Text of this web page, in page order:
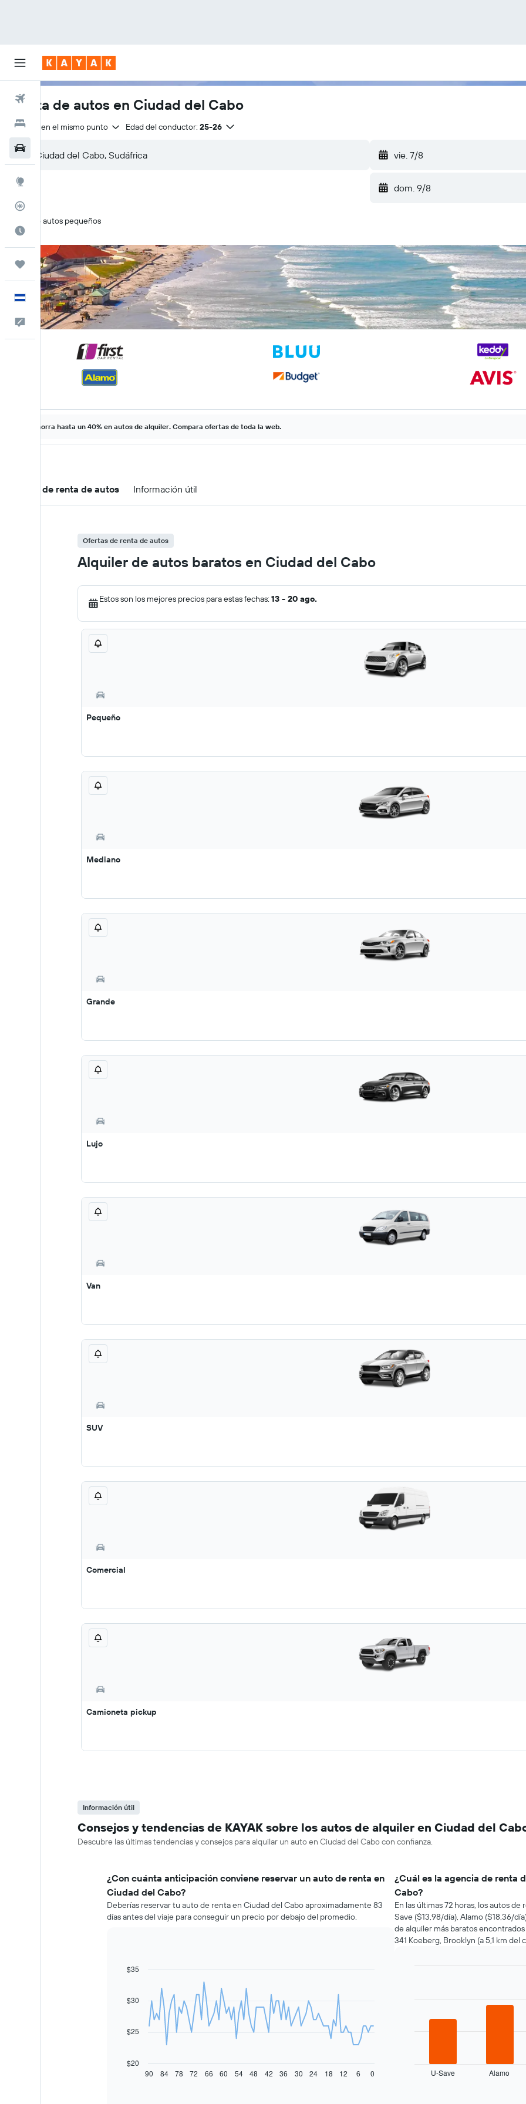
Vuelos
Hoteles
Trips
Español
Comentarios
Renta de autos en Ciudad del Cabo
Entrega en el mismo punto Edad del conductor: 25-26
vie. 7/8
dom. 9/8
Solo autos pequeños
Ahorra hasta un 40% en autos de alquiler. Compara ofertas de toda la web.
Ofertas de renta de autos Información útil
Ofertas de renta de autos
Alquiler de autos baratos en Ciudad del Cabo
Estos son los mejores precios para estas fechas: 13 - 20 ago.
Pequeño
Mediano
Grande
Lujo
Van
SUV
Comercial
Camioneta pickup
Información útil
Consejos y tendencias de KAYAK sobre los autos de alquiler en Ciudad del
Descubre las últimas tendencias y consejos para alquilar un auto en Ciudad del Cabo con confianza.
¿Con cuánta anticipación conviene reservar un auto de renta en
Ciudad del Cabo?
Deberías reservar tu auto de renta en Ciudad del Cabo aproximadamente 83
días antes del viaje para conseguir un precio por debajo del promedio.
Line
91
data
El
gráfico
muestra
Chart
$20
$25
$30
$35
90 60 30 0
84 78 72 66 54 48 42 36 24 18 12 6
¿Cuál es la agencia de renta
Cabo?
En las últimas 72 horas, los autos
Save ($13,98/día), Alamo ($18,36/
de alquiler más baratos
341 Koeberg, Brooklyn (a 5,1 km del
gráfico
muestraU-Save Alamo